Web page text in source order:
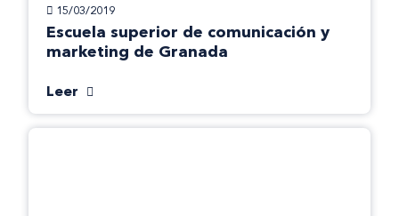
15/03/2019
Escuela superior de comunicación y
marketing de Granada
Leer